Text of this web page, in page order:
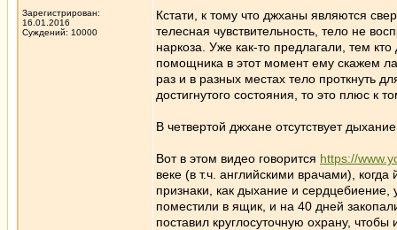
Зарегистрирован:
16.01.2016
Суждений: 10000
Кстати, к тому что джханы являются
телесная чувствительность, тело не
наркоза. Уже как-то предлагали, тем
помощника в этот момент ему скажем
раз и в разных местах тело проткнуть
достигнутого состояния, то это плюс к
В четвертой джхане отсутствует
Вот в этом видео говорится https://
веке (в т.ч. английскими врачами),
признаки, как дыхание и сердцебиение,
поместили в ящик, и на 40 дней
поставил круглосуточную охрану,